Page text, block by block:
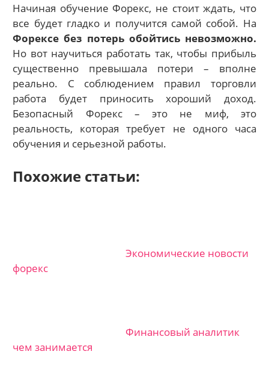
Начиная обучение Форекс, не стоит ждать, что
все будет гладко и получится самой собой. На
Форексе без потерь обойтись невозможно.
Но вот научиться работать так, чтобы прибыль
существенно превышала потери – вполне
реально. С соблюдением правил торговли
работа будет приносить хороший доход.
Безопасный Форекс – это не миф, это
реальность, которая требует не одного часа
обучения и серьезной работы.
Похожие статьи:
Экономические новости
форекс
Финансовый аналитик
чем занимается